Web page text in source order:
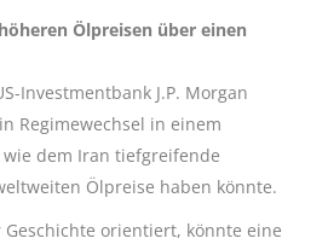
Ölpreisen über einen
Investmentbank J.P. Morgan
Regimewechsel in einem
dem Iran tiefgreifende
Ölpreise haben könnte.
Geschichte orientiert, könnte eine